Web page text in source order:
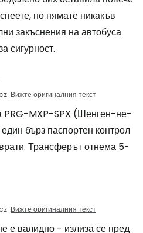
но нямате никакъв
закъснения на автобуса
сигурност.
Вижте оригиналния текст
PRG-MXP-SPX (Шенген-не-
бърз паспортен контрол
Трансферът отнема 5-
Вижте оригиналния текст
е валидно - излиза се пред